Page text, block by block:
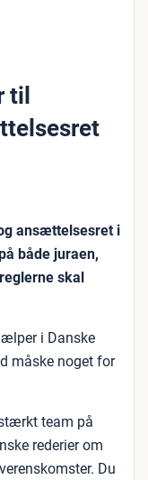
til
ansættelsesret i
både juraen,
skal
i Danske
måske noget for
team på
rederier om
Du